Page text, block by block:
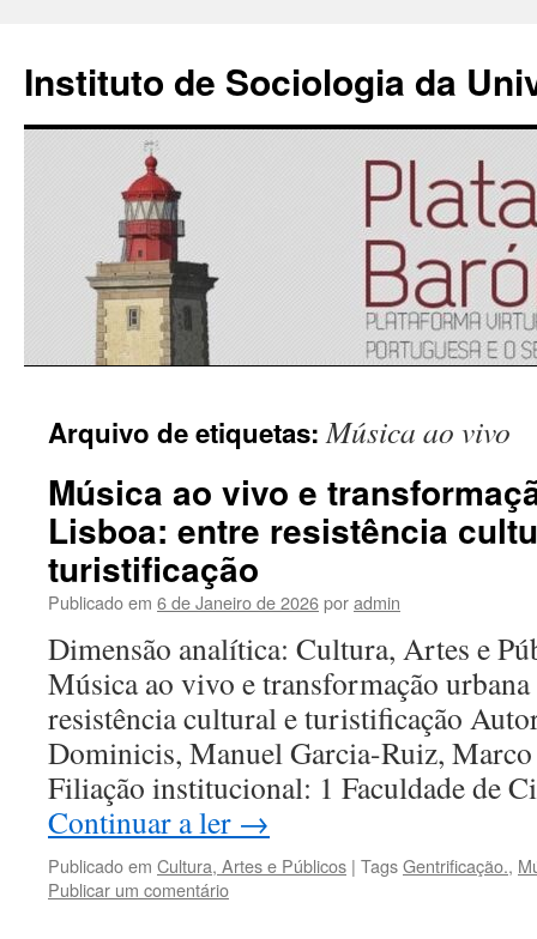
Instituto de Sociologia da
para
conteúdo
Arquivo de etiquetas:Música ao vivo
Música ao vivo e
Lisboa: entre resistência
turistificação
Publicado em 6 de Janeiro de 2026poradmin
Dimensão analítica: Cultura, Artes e
Música ao vivo e transformação
resistência cultural e turistificação
Dominicis, Manuel Garcia-Ruiz, Marco
Filiação institucional: 1 Faculdade de
Continuar a ler →
Publicado em Cultura, Artes e Públicos | TagsGentrificação.,
Publicar um comentário